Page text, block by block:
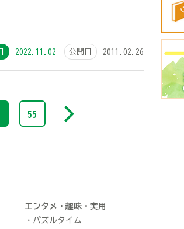
2022.11.02 公開日 2011.02.26
55
エンタメ・趣味・実用
パズルタイム